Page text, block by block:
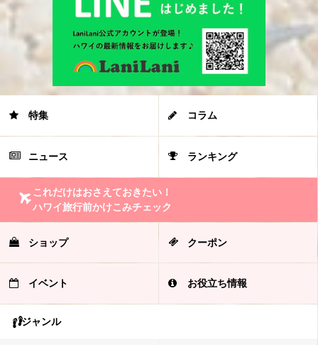
特集 コラム
ニュース ランキング
これだけはおさえておきたい！
ハワイ旅行前かけこみチェック
ショップ クーポン
イベント お役立ち情報
ジャンル